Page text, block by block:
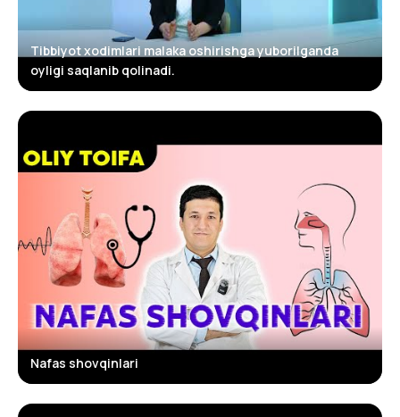
▶
Tibbiyot xodimlari malaka oshirishga yuborilganda
oyligi saqlanib qolinadi.
▶
Nafas shovqinlari